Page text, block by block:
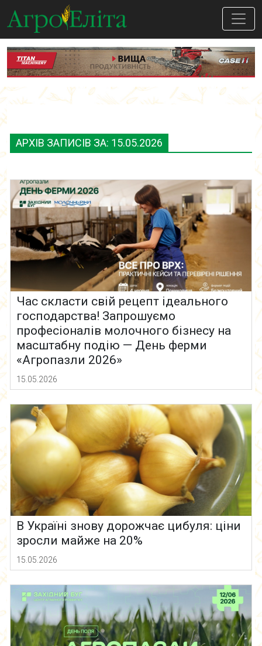
АРХІВ ЗАПИСІВ ЗА: 15.05.2026
Час скласти свій рецепт ідеального
господарства! Запрошуємо
професіоналів молочного бізнесу на
масштабну подію — День ферми
«Агропазли 2026»
15.05.2026
В Україні знову дорожчає цибуля: ціни
зросли майже на 20%
15.05.2026